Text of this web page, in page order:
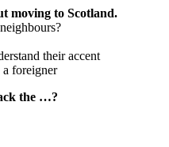
moving to Scotland.
their accent
a foreigner
the …?